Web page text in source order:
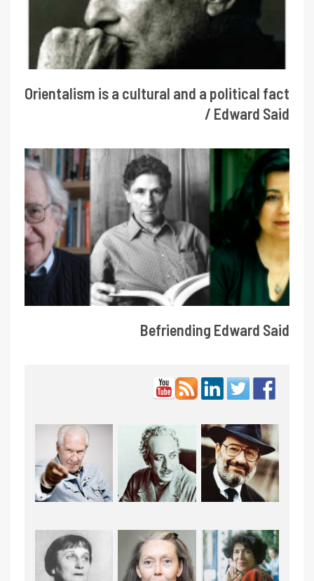
Orientalism is a cultural and a political fact
/ Edward Said
Befriending Edward Said